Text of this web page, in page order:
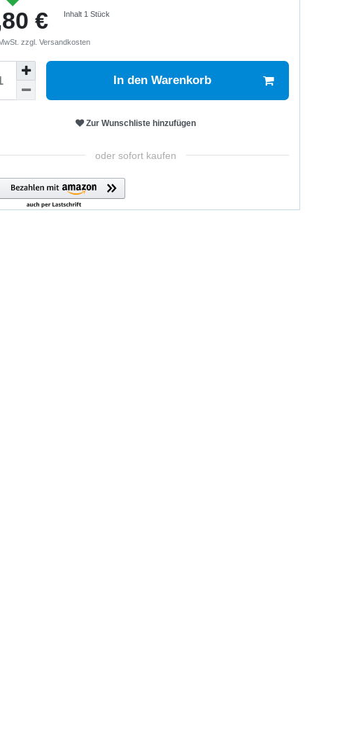
€ Inhalt 1Stück
zzgl. Versandkosten
In den Warenkorb
Zur Wunschliste hinzufügen
oder sofort kaufen